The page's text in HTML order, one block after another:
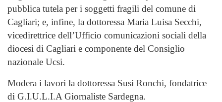
pubblica tutela per i soggetti fragili del comune di
Cagliari; e, infine, la dottoressa Maria Luisa Secchi,
vicedirettrice dell’Ufficio comunicazioni sociali della
diocesi di Cagliari e componente del Consiglio
nazionale Ucsi.
Modera i lavori la dottoressa Susi Ronchi, fondatrice
di G.I.U.L.I.A Giornaliste Sardegna.